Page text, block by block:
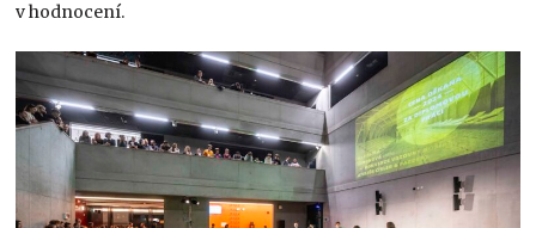
v hodnocení.